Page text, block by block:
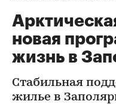
новая
жизнь в
Стабильная
жилье в